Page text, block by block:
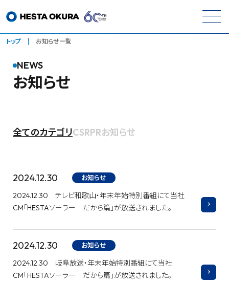
トップ お知らせ一覧
NEWS
お知らせ
全てのカテゴリCSRPRお知らせ
2024.12.30 お知らせ
2024.12.30 テレビ和歌山・年末年始特別番組にて当社
CM「HESTAソーラー だから篇」が放送されました。
2024.12.30 お知らせ
2024.12.30 岐阜放送・年末年始特別番組にて当社
CM「HESTAソーラー だから篇」が放送されました。